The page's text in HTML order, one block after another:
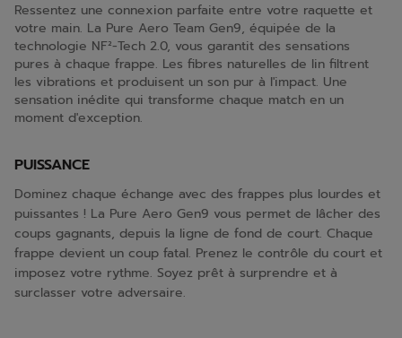
Ressentez une connexion parfaite entre votre raquette et
votre main. La Pure Aero Team Gen9, équipée de la
technologie NF²-Tech 2.0, vous garantit des sensations
pures à chaque frappe. Les fibres naturelles de lin filtrent
les vibrations et produisent un son pur à l'impact. Une
sensation inédite qui transforme chaque match en un
moment d'exception.
PUISSANCE
Dominez chaque échange avec des frappes plus lourdes et
puissantes ! La Pure Aero Gen9 vous permet de lâcher des
coups gagnants, depuis la ligne de fond de court. Chaque
frappe devient un coup fatal. Prenez le contrôle du court et
imposez votre rythme. Soyez prêt à surprendre et à
surclasser votre adversaire.